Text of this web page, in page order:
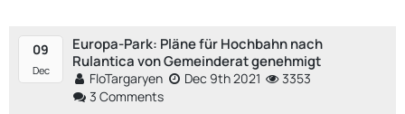
09
Dec
Europa-Park: Pläne für Hochbahn nach
Rulantica von Gemeinderat genehmigt
FloTargaryen Dec 9th 2021
3353
3 Comments